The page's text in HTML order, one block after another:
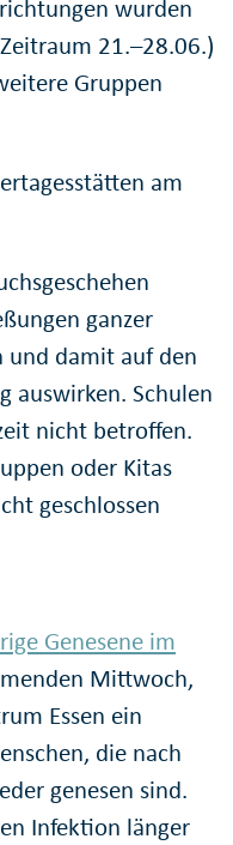
wurden
21.–28.06.)
Gruppen
am
ganzer
und damit auf den
auswirken. Schulen
nicht betroffen.
oder Kitas
geschlossen
Genesene im
Mittwoch,
Essen ein
die nach
genesen sind.
Infektion länger